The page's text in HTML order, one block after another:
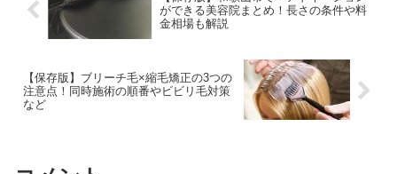
ができる美容院まとめ！長さの条件や料
金相場も解説
【保存版】ブリーチ毛×縮毛矯正の3つの
注意点！同時施術の順番やビビリ毛対策
など